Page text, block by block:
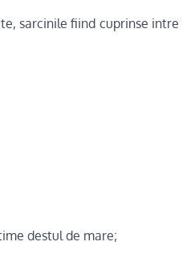
sarcinile fiind cuprinse intre
destul de mare;